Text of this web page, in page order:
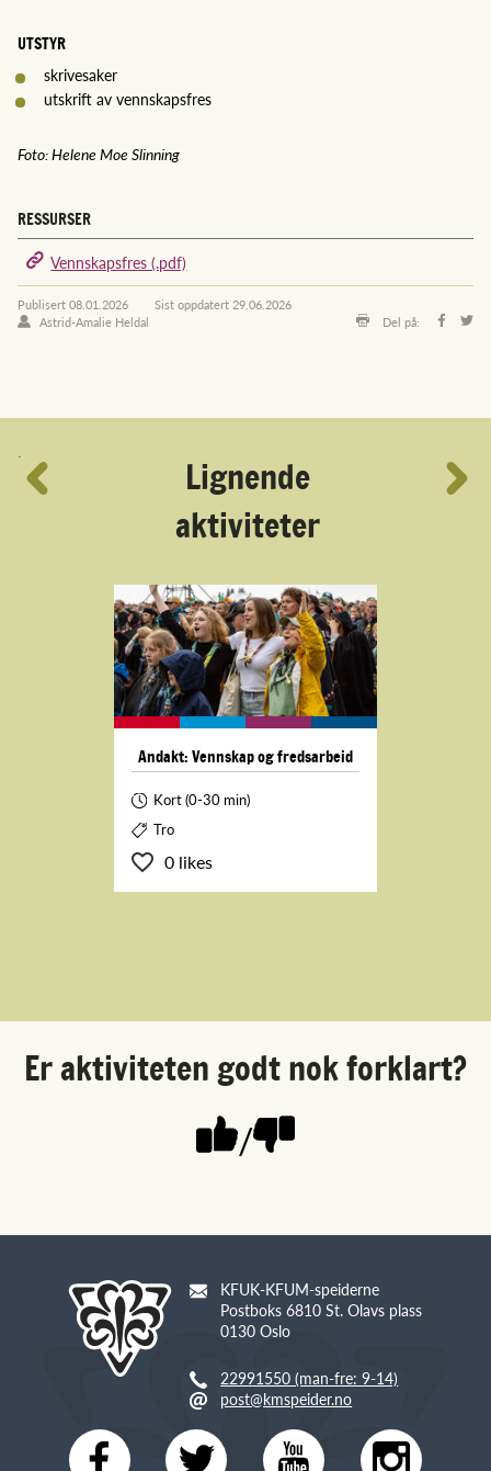
UTSTYR
skrivesaker
utskrift av vennskapsfres
Foto: Helene Moe Slinning
RESSURSER
Vennskapsfres (.pdf)
Publisert08.01.2026 Sist oppdatert29.06.2026
Astrid-Amalie Heldal
Del på:
´
Lignende
aktiviteter
Andakt: Vennskap og fredsarbeid
Kort (0-30 min)
Tro
0 likes
Er aktiviteten godt nok forklart?
/
KFUK-KFUM-speiderne
Postboks 6810 St. Olavs plass
0130 Oslo
22991550 (man-fre: 9-14)
post@kmspeider.no